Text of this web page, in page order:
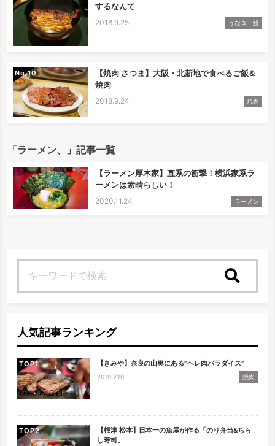
するなんて
2018.9.25 うなぎ 鰻
No.
【焼肉 さつま】大阪・北新地で食べるご飯＆
焼肉
2018.9.24 焼肉
「ラーメン、」記事一覧
【ラーメン厚木家】直系の衝撃！横浜家系ラ
ーメンは素晴らしい！
2020.11.24 ラーメン
人気記事ランキング
TOP 【きみや】奈良の山奥にある”ヘレ肉パラダイス”
2019.2.10 焼肉
TOP
【根津 松本】日本一の魚屋が作る「のり弁当&ちら
し寿司」